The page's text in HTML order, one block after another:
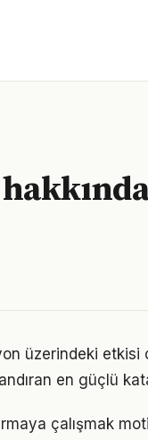
üzerindeki etkisi
en güçlü
çalışmak